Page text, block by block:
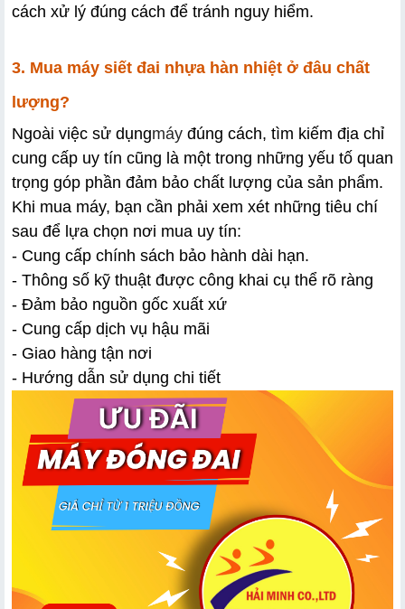
cách xử lý đúng cách để tránh nguy hiểm.
3. Mua máy siết đai nhựa hàn nhiệt ở đâu chất
lượng?
Ngoài việc sử dụngmáy đúng cách, tìm kiếm địa chỉ
cung cấp uy tín cũng là một trong những yếu tố quan
trọng góp phần đảm bảo chất lượng của sản phẩm.
Khi mua máy, bạn cần phải xem xét những tiêu chí
sau để lựa chọn nơi mua uy tín:
- Cung cấp chính sách bảo hành dài hạn.
- Thông số kỹ thuật được công khai cụ thể rõ ràng
- Đảm bảo nguồn gốc xuất xứ
- Cung cấp dịch vụ hậu mãi
- Giao hàng tận nơi
- Hướng dẫn sử dụng chi tiết